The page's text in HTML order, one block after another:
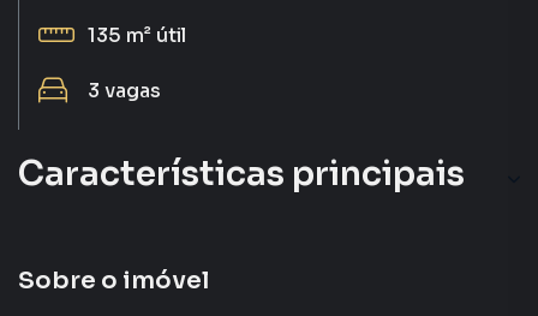
135 m² útil
3 vagas
Características principais
Andar Alto
Sobre o imóvel